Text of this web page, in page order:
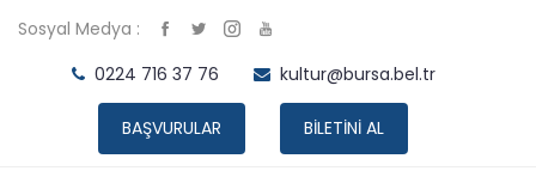
Sosyal Medya :
0224 716 37 76
kultur@bursa.bel.tr
BAŞVURULAR BİLETİNİ AL